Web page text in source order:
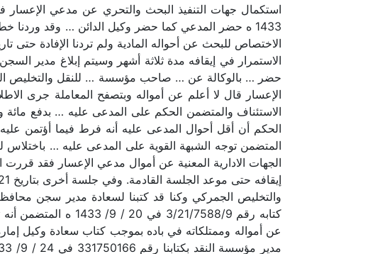
الاختصاص للبحث عن أحواله المادية ولم تردنا الإفادة
حضر … بالوكالة عن … صاحب مؤسسة … للنقل والتخليص
الاستئناف والمتضمن الحكم على المدعى عليه … بدفع
المتضمن توجه الشبهة القوية على المدعى عليه …
الجهات الادارية المعنية عن أموال مدعي الإعسار فقد قررت
كتابه رقم 3/21/